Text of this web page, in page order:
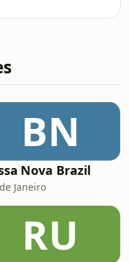
BN
Nova Brazil
Janeiro
RU